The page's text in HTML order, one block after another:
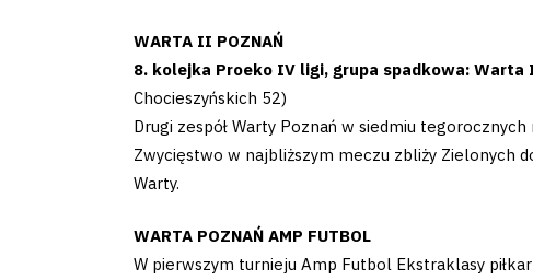
schedule
WARTA II POZNAŃ
8. kolejka Proeko IV ligi, grupa spadkowa:
Chocieszyńskich 52)
Drugi zespół Warty Poznań w siedmiu
Zwycięstwo w najbliższym meczu zbliży Zielonych
Warty.
WARTA POZNAŃ AMP FUTBOL
W pierwszym turnieju Amp Futbol Ekstraklasy